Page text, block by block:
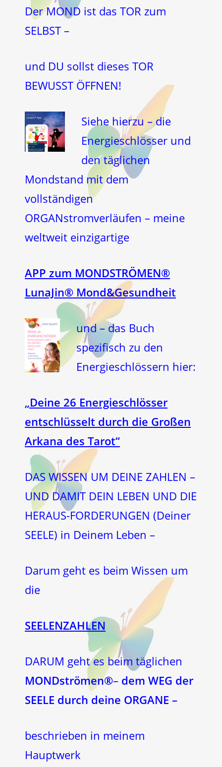
Der MOND ist das TOR zum
SELBST –
und DU sollst dieses TOR
BEWUSST ÖFFNEN!
Siehe hierzu – die
Energieschlösser und
den täglichen
Mondstand mit dem
vollständigen
ORGANstromverläufen – meine
weltweit einzigartige
APP zum MONDSTRÖMEN®
LunaJin® Mond&Gesundheit
und – das Buch
spezifisch zu den
Energieschlössern hier:
„Deine 26 Energieschlösser
entschlüsselt durch die Großen
Arkana des Tarot“
DAS WISSEN UM DEINE ZAHLEN –
UND DAMIT DEIN LEBEN UND DIE
HERAUS-FORDERUNGEN (Deiner
SEELE) in Deinem Leben –
Darum geht es beim Wissen um
die
SEELENZAHLEN
DARUM geht es beim täglichen
MONDströmen®– dem WEG der
SEELE durch deine ORGANE –
beschrieben in meinem
Hauptwerk